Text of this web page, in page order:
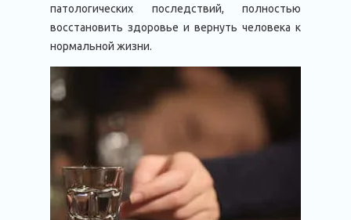
патологических последствий, полностью
восстановить здоровье и вернуть человека к
нормальной жизни.